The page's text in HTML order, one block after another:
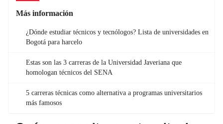
Más información
¿Dónde estudiar técnicos y tecnólogos? Lista de universidades en
Bogotá para harcelo
Estas son las 3 carreras de la Universidad Javeriana que
homologan técnicos del SENA
5 carreras técnicas como alternativa a programas universitarios
más famosos